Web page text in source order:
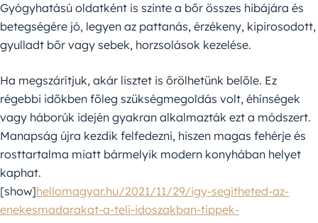
Gyógyhatású oldatként is szinte a bőr összes hibájára és
betegségére jó, legyen az pattanás, érzékeny, kipirosodott,
gyulladt bőr vagy sebek, horzsolások kezelése.
Ha megszárítjuk, akár lisztet is őrölhetünk belőle. Ez
régebbi időkben főleg szükségmegoldás volt, éhínségek
vagy háborúk idején gyakran alkalmazták ezt a módszert.
Manapság újra kezdik felfedezni, hiszen magas fehérje és
rosttartalma miatt bármelyik modern konyhában helyet
kaphat.
[show]hellomagyar.hu/2021/11/29/igy-segitheted-az-
enekesmadarakat-a-teli-idoszakban-tippek-